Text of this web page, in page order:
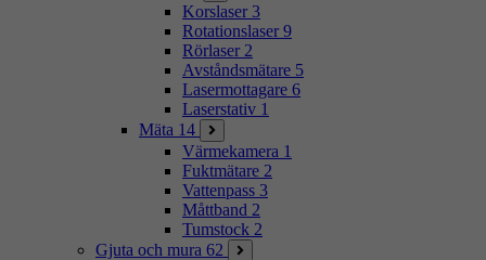
Korslaser 3
Rotationslaser 9
Rörlaser 2
Avståndsmätare 5
Lasermottagare 6
Laserstativ 1
Mäta 14
Värmekamera 1
Fuktmätare 2
Vattenpass 3
Måttband 2
Tumstock 2
Gjuta och mura 62